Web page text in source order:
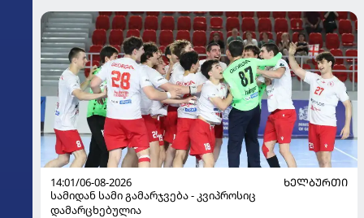
14:01/06-08-2026
ᲮᲔᲚᲑᲣᲠᲗᲘ
სამიდან სამი გამარჯვება - კვიპროსიც
დამარცხებულია